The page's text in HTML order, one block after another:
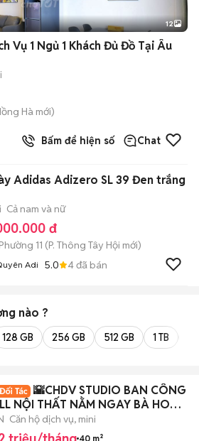
+2
12
Vụ 1 Ngủ 1 Khách Đủ Đồ Tại Âu
Hà mới)
Bấm để hiện số Chat
Adidas Adizero SL 39 Đen trắng
Cả nam và nữ
đ
Phường 11 (P. Thông Tây Hội mới)
Adi 5.0 4đã bán
nào ?
128 GB 256 GB 512 GB 1 TB
🌇CHDV STUDIO BAN CÔNG
NỘI THẤT NẰM NGAY BÀ HOM -
LỘ 10
Căn hộ dịch vụ, mini
40 m²